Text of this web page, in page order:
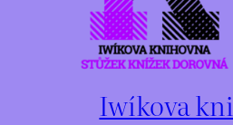
Iwíkova